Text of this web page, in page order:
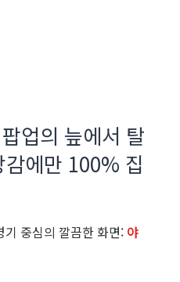
업의 늪에서 탈
에만 100% 집
중심의 깔끔한 화면: 야